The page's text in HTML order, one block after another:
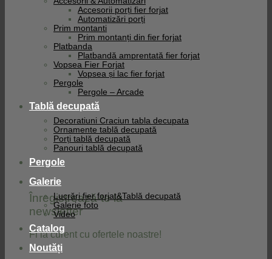
Înregistrează-te la
newsletter
Fi la curent cu ofertele noastre!
Accesorii porți fier forjat
Automatizări porți
Prim montanti
Prim montanți din fier forjat
Platbanda
Platbandă amprentată fier forjat
Vopsea Fier Forjat
Vopsea și lac fier forjat
Pergole
Pergole – Arcade
Tablă decupată
Decoratiuni Craciun tabla decupata
Ornamente tablă decupată
Porți tablă decupată
Panouri tablă decupată
Pergole
Galerie
Lucrări fier forjat&Tablă decupată
Galerie foto
Video
Catalog
Noutăți